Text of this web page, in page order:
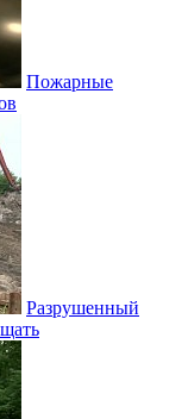
Пожарные
Разрушенный